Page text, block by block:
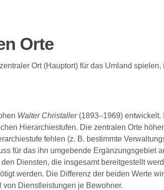
Orte
Ort (Hauptort) für das Umland
Walter Christaller(1893–1969) entwickelt.
Hierarchiestufen. Die zentralen Orte
fehlen (z. B. bestimmte
für das ihn umgebende Ergänzungsgebiet
Diensten, die insgesamt bereitgestellt
werden. Die Differenz der beiden Werte
Dienstleistungen je Bewohner.